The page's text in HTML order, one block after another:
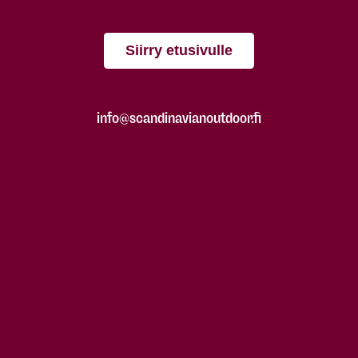
Siirry etusivulle
info@scandinavianoutdoor.fi